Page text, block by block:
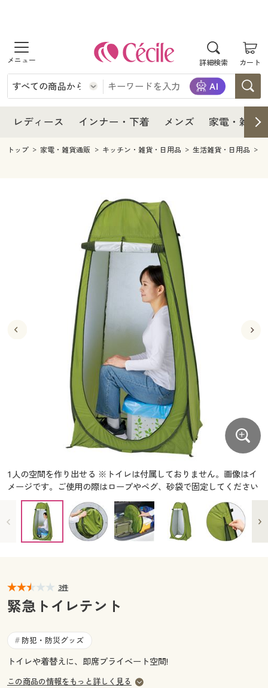
詳細検索 カート
商品を探す
レディース
レディースファッション
インナー・下着
インナー・下着通販すべて
ジュニア・ティーンズ下着
メンズ
キッチン・雑貨・日用品
寝具・インテリア・家具
寝具・インテリア・家具通販すべて
カーテン・ラグ・ファブリック
美容・健康通販すべて
美容・健康・サプリメント
制服・スクール
制服・スクールすべて
ジュニア・ティーンズ下着
大きいサイズ通販すべて
大きいサイズ レディース服
大きいサイズ レディース下着
大きいサイズ メンズ
大きいサイズ 事務・制服
バーゲンセール
シークレットセール
商品カテゴリ一覧
カタログ・チラシからのご注文
デジタルカタログ
カタログ無料プレゼント
マイページ
閲覧履歴
お気に入り
レディース インナー・下着 メンズ 家電・雑貨
レディース
レディース通販すべて
レディースファッション
インナー・下着
インナー・下着通販すべて
ジュニア・ティーンズ下着
メンズ
キッチン・雑貨・日用品
寝具・インテリア・家具通販すべて
カーテン・ラグ・ファブリック
美容・健康通販すべて
美容・健康・サプリメント
制服・スクール
制服・スクールすべて
ジュニア・ティーンズ下着
大きいサイズ通販すべて
大きいサイズ レディース服
大きいサイズ レディース下着
大きいサイズ メンズ
大きいサイズ 事務・制服
バーゲンセール
シークレットセール
商品カテゴリ一覧
カタログ・チラシからのご注文
カタログ無料プレゼント
会員メニュー
閲覧履歴
サポート
ご利用ガイド
トップ 家電・雑貨通販 キッチン・雑貨・日用品 生活雑貨・日用品
1人の空間を作り出せる ※トイレは付属しておりません。画像はイ
メージです。ご使用の際はロープやペグ、砂袋で固定してください
3件
緊急トイレテント
# 防犯・防災グッズ
トイレや着替えに、即席プライベート空間!
この商品の情報をもっと詳しく見る